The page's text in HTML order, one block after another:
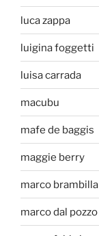
luca zappa
luigina foggetti
luisa carrada
macubu
mafe de baggis
maggie berry
marco brambilla
marco dal pozzo